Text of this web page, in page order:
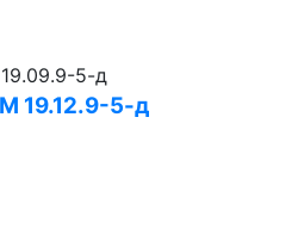
19.12.9⁠-⁠5⁠-⁠д